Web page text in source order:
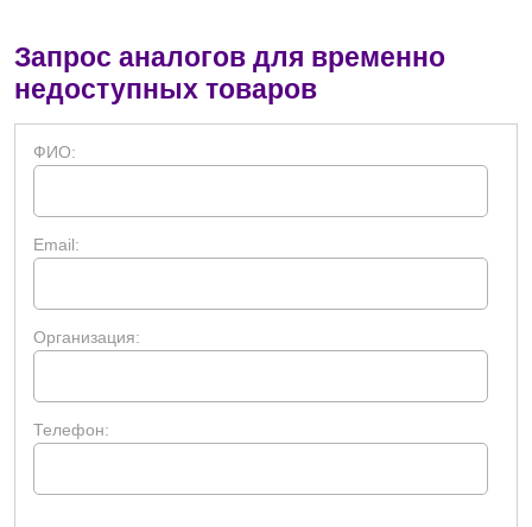
Запрос аналогов для временно
недоступных товаров
ФИО:
Email:
Организация:
Телефон: